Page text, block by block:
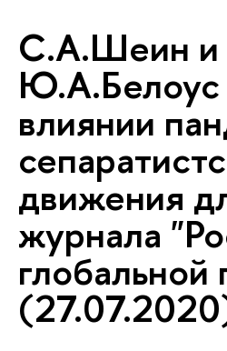
С.А.Шеин и
Ю.А.Белоус
влиянии
движения
журнала
глобальной